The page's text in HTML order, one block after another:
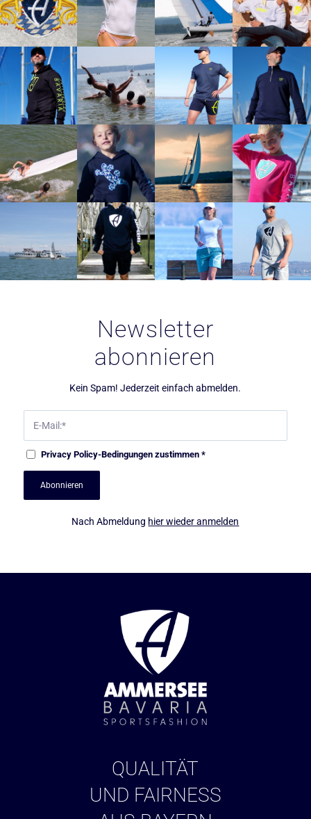
Newsletter
abonnieren
Kein Spam! Jederzeit einfach abmelden.
Privacy Policy-Bedingungen zustimmen *
Nach Abmeldung hier wieder anmelden
QUALITÄT
UND FAIRNESS